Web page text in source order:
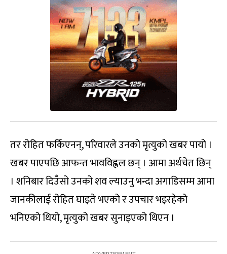
तर रोहित फर्किएनन्, परिवारले उनको मृत्युको खबर पायो ।
खबर पाएपछि आफन्त भावविह्वल छन् । आमा अर्थचेत छिन्
। शनिबार दिउँसो उनको शव ल्याउनु भन्दा अगाडिसम्म आमा
जानकीलाई रोहित घाइते भएको र उपचार भइरहेको
भनिएको थियो, मृत्युको खबर सुनाइएको थिएन ।